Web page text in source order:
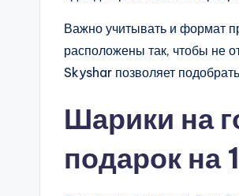
Важно учитывать и формат
расположены так, чтобы не
Skyshar позволяет
Шарики на
подарок на